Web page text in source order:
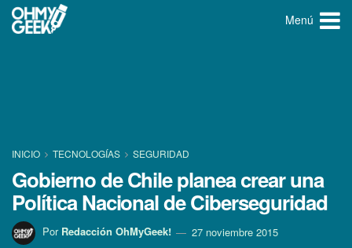
Menú
INICIO TECNOLOGÍ­AS SEGURIDAD
Gobierno de Chile planea crear una
Polí­tica Nacional de Ciberseguridad
Por Redacción OhMyGeek! 27 noviembre 2015